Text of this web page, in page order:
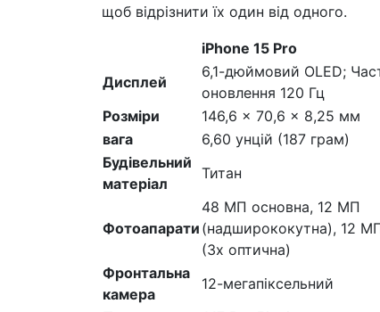
щоб відрізнити їх один від одного.
iPhone 15 Pro
Дисплей
6,1-дюймовий OLED;
оновлення 120 Гц
Розміри
146,6 x 70,6 x 8,25 мм
вага
6,60 унцій (187 грам)
Будівельний
матеріал
Титан
Фотоапарати
48 МП основна, 12 МП
(надширококутна), 12
(3x оптична)
Фронтальна
камера
12-мегапіксельний